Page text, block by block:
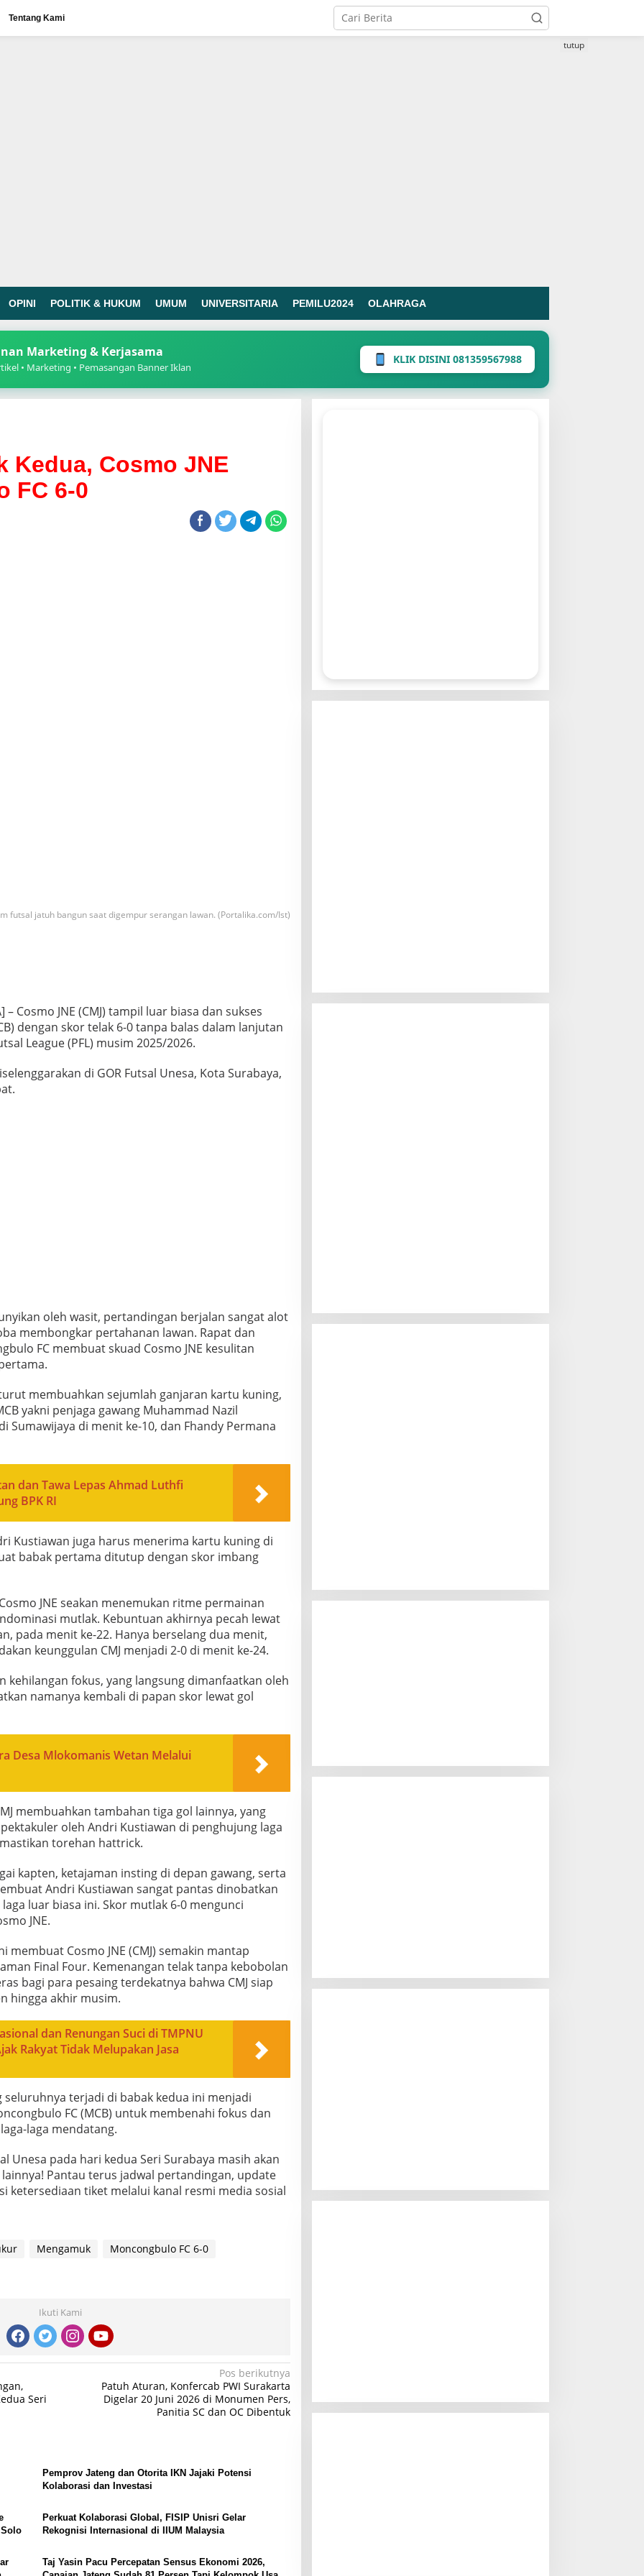
Tentang Kami
OPINI POLITIK & HUKUM UMUM UNIVERSITARIA PEMILU2024 OLAHRAGA
tutup
Marketing & Kerjasama
• Marketing • Pemasangan Banner Iklan
KLIK DISINI 081359567988
Kedua, Cosmo JNE
FC 6-0
futsal jatuh bangun saat digempur serangan lawan. (Portalika.com/Ist)
– Cosmo JNE (CMJ) tampil luar biasa dan sukses
dengan skor telak 6-0 tanpa balas dalam lanjutan
League (PFL) musim 2025/2026.
di GOR Futsal Unesa, Kota Surabaya,
oleh wasit, pertandingan berjalan sangat alot
membongkar pertahanan lawan. Rapat dan
FC membuat skuad Cosmo JNE kesulitan
membuahkan sejumlah ganjaran kartu kuning,
yakni penjaga gawang Muhammad Nazil
Sumawijaya di menit ke-10, dan Fhandy Permana
dan Tawa Lepas Ahmad Luthfi
BPK RI
Kustiawan juga harus menerima kartu kuning di
babak pertama ditutup dengan skor imbang
JNE seakan menemukan ritme permainan
mutlak. Kebuntuan akhirnya pecah lewat
pada menit ke-22. Hanya berselang dua menit,
keunggulan CMJ menjadi 2-0 di menit ke-24.
kehilangan fokus, yang langsung dimanfaatkan oleh
namanya kembali di papan skor lewat gol
Desa Mlokomanis Wetan Melalui
membuahkan tambahan tiga gol lainnya, yang
oleh Andri Kustiawan di penghujung laga
torehan hattrick.
kapten, ketajaman insting di depan gawang, serta
Andri Kustiawan sangat pantas dinobatkan
luar biasa ini. Skor mutlak 6-0 mengunci
JNE.
Cosmo JNE (CMJ) semakin mantap
Final Four. Kemenangan telak tanpa kebobolan
bagi para pesaing terdekatnya bahwa CMJ siap
hingga akhir musim.
dan Renungan Suci di TMPNU
Rakyat Tidak Melupakan Jasa
seluruhnya terjadi di babak kedua ini menjadi
FC (MCB) untuk membenahi fokus dan
laga mendatang.
Unesa pada hari kedua Seri Surabaya masih akan
Pantau terus jadwal pertandingan, update
ketersediaan tiket melalui kanal resmi media sosial
Mengamuk
Moncongbulo FC 6-0
Ikuti Kami
Seri
Pos berikutnya
Patuh Aturan, Konfercab PWI Surakarta
Digelar 20 Juni 2026 di Monumen Pers,
Panitia SC dan OC Dibentuk
Pemprov Jateng dan Otorita IKN Jajaki Potensi
Kolaborasi dan Investasi
Perkuat Kolaborasi Global, FISIP Unisri Gelar
Rekognisi Internasional di IIUM Malaysia
Taj Yasin Pacu Percepatan Sensus Ekonomi 2026,